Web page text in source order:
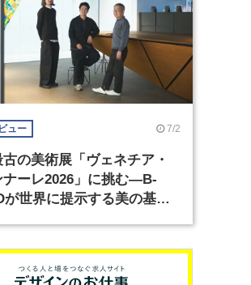
ュー 7/2
の美術展「ヴェネチア・
ナーレ2026」に挑む―B-
が世界に提示する美の基準